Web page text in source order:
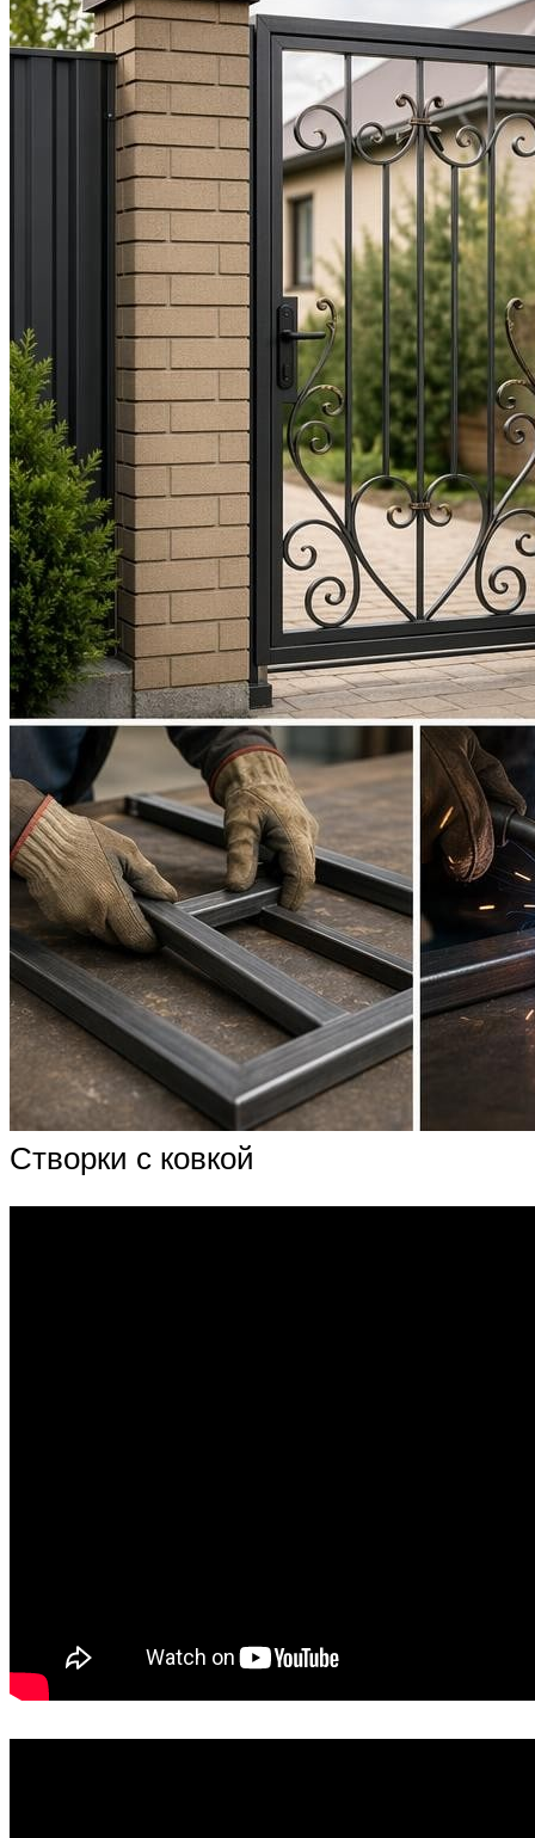
Створки с ковкой